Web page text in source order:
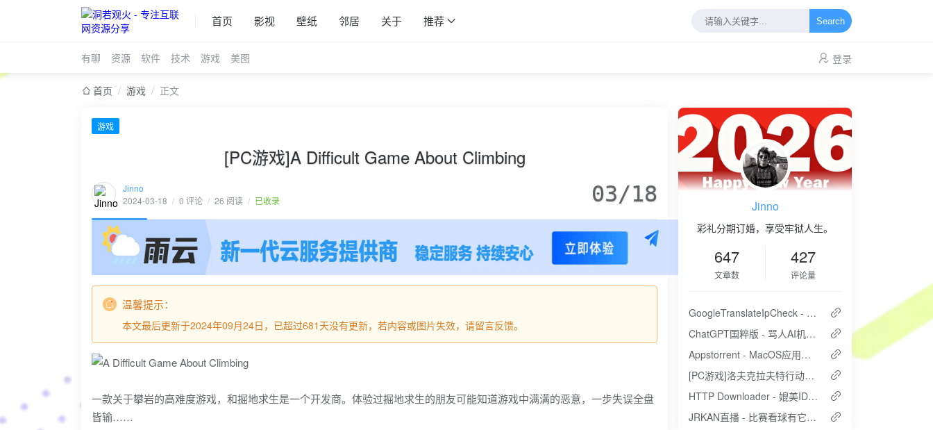
首页 影视 壁纸 邻居 关于 推荐 Search
有聊 资源 软件 技术 游戏 美图 登录
首页 / 游戏 / 正文
游戏
[PC游戏]A Difficult Game About Climbing
Jinno
2024-03-18 / 0 评论 / 26 阅读 / 已收录 03/18
温馨提示：
本文最后更新于2024年09月24日，已超过681天没有更新，若内容或图片失效，请留言反馈。
一款关于攀岩的高难度游戏，和掘地求生是一个开发商。体验过掘地求生的朋友可能知道游戏中满满的恶意，一步失误全盘
皆输……
Jinno
彩礼分期订婚，享受牢狱人生。
647
文章数
427
评论量
GoogleTranslateIpCheck - 自动扫描国内可用的谷歌翻译IP
ChatGPT国粹版 - 骂人AI机器人、怼人Chatgpt
Appstorrent - MacOS应用和游戏免费下载
[PC游戏]洛夫克拉夫特行动：堕落玩偶
HTTP Downloader - 媲美IDM的免费高速下载工具
JRKAN直播 - 比赛看球有它就够了